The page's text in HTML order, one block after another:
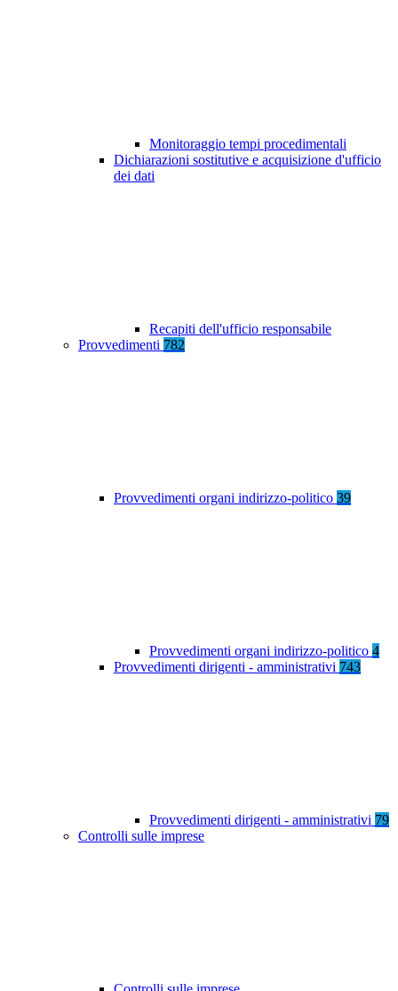
Monitoraggio tempi procedimentali
Dichiarazioni sostitutive e acquisizione d'ufficio
dei dati
Recapiti dell'ufficio responsabile
Provvedimenti 782
Provvedimenti organi indirizzo-politico 39
Provvedimenti organi indirizzo-politico 4
Provvedimenti dirigenti - amministrativi 743
Provvedimenti dirigenti - amministrativi 79
Controlli sulle imprese